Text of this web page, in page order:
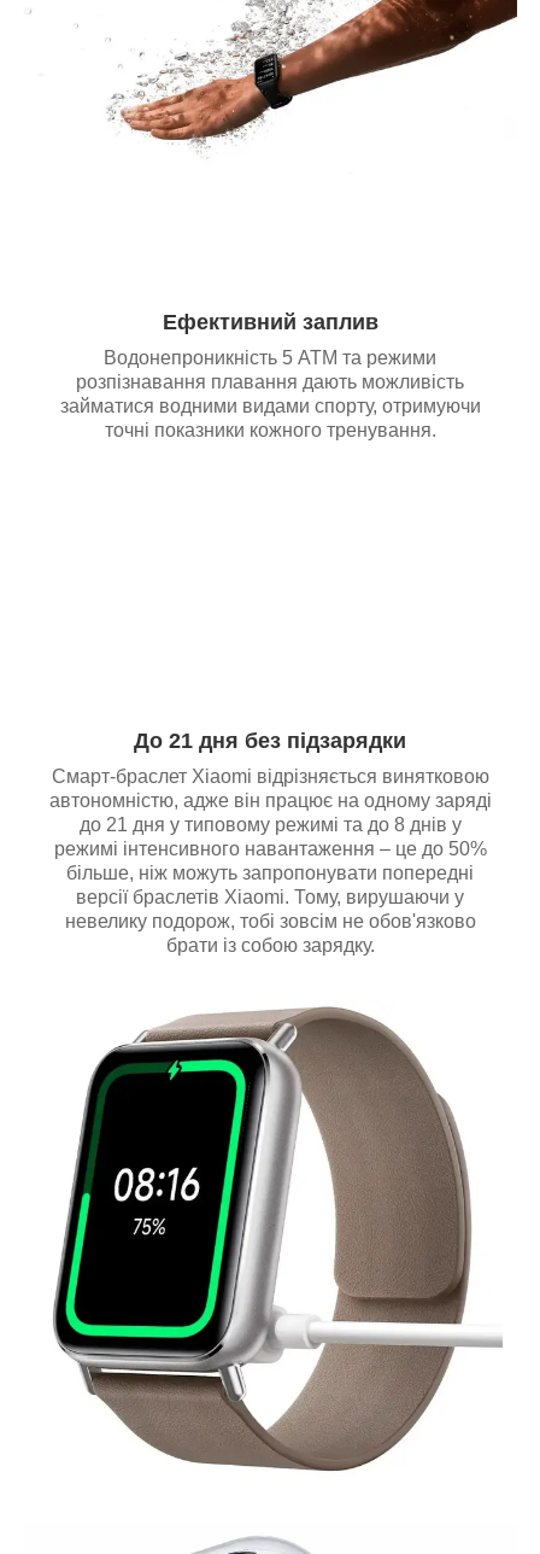
Ефективний заплив
Водонепроникність 5 АТМ та режими
розпізнавання плавання дають можливість
займатися водними видами спорту, отримуючи
точні показники кожного тренування.
До 21 дня без підзарядки
Смарт-браслет Xiaomi відрізняється винятковою
автономністю, адже він працює на одному заряді
до 21 дня у типовому режимі та до 8 днів у
режимі інтенсивного навантаження – це до 50%
більше, ніж можуть запропонувати попередні
версії браслетів Xiaomi. Тому, вирушаючи у
невелику подорож, тобі зовсім не обов'язково
брати із собою зарядку.